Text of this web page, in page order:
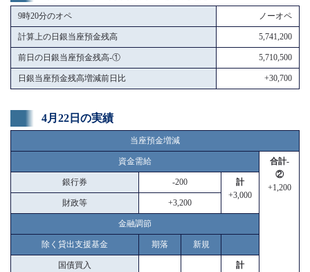
9時20分のオペ ノーオペ
計算上の日銀当座預金残高 5,741,200
前日の日銀当座預金残高-① 5,710,500
日銀当座預金残高増減前日比 +30,700
4月22日の実績
当座預金増減
資金需給
合計-
②
+1,200
銀行券 -200
計
+3,000
財政等 +3,200
金融調節
除く貸出支援基金 期落 新規
国債買入
計